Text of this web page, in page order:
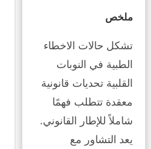
ملخص
تشكل حالات الاخطاء
الطبية في النوبات
القلبية تحديات قانونية
معقدة تتطلب فهمًا
شاملاً للإطار القانوني.
يعد التشاور مع